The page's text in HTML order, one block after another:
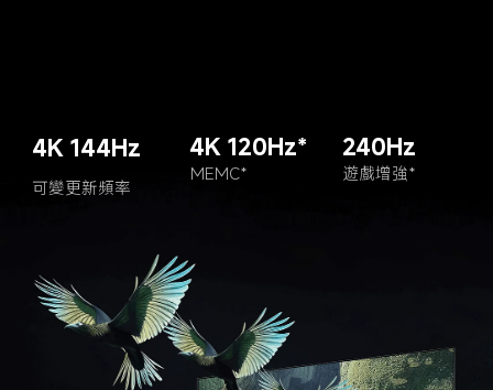
4K 144Hz
可變更新頻率
4K 120Hz*
MEMC*
240Hz
遊戲增強*